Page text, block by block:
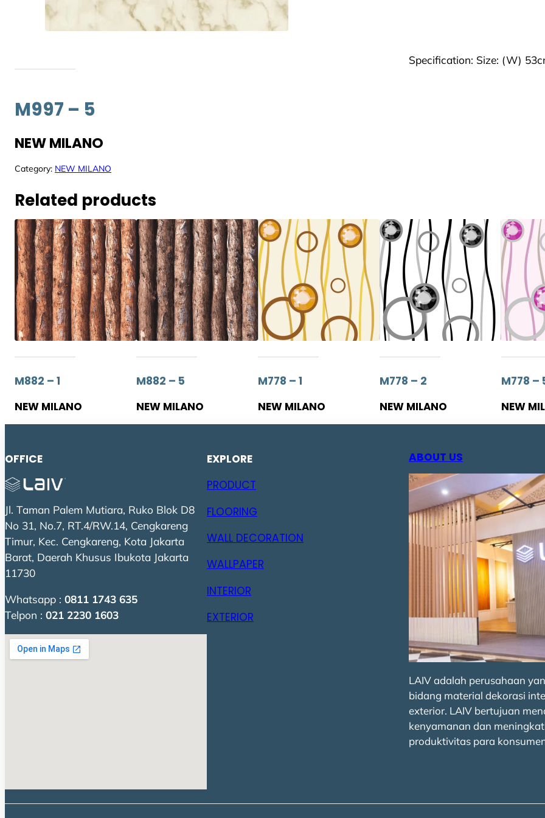
M997 – 5
NEW MILANO
Specification: Size: (W)
Category: NEW MILANO
Related products
M882 – 1
NEW MILANO
M882 – 5
NEW MILANO
M778 – 1
NEW MILANO
M778 – 2
NEW MILANO
M778 –
NEW
OFFICE
Jl. Taman Palem Mutiara, Ruko Blok D8
No 31, No.7, RT.4/RW.14, Cengkareng
Timur, Kec. Cengkareng, Kota Jakarta
Barat, Daerah Khusus Ibukota Jakarta
11730
Whatsapp : 0811 1743 635
Telpon : 021 2230 1603
EXPLORE
PRODUCT
FLOORING
WALL DECORATION
WALLPAPER
INTERIOR
EXTERIOR
ABOUT US
LAIV adalah perusahaan
bidang material dekorasi
exterior. LAIV bertujuan
kenyamanan dan
produktivitas para